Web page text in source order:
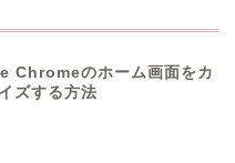
Chromeのホーム画面をカ
ズする方法